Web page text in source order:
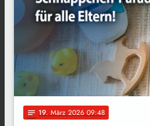
notes 19. März 2026 09:48